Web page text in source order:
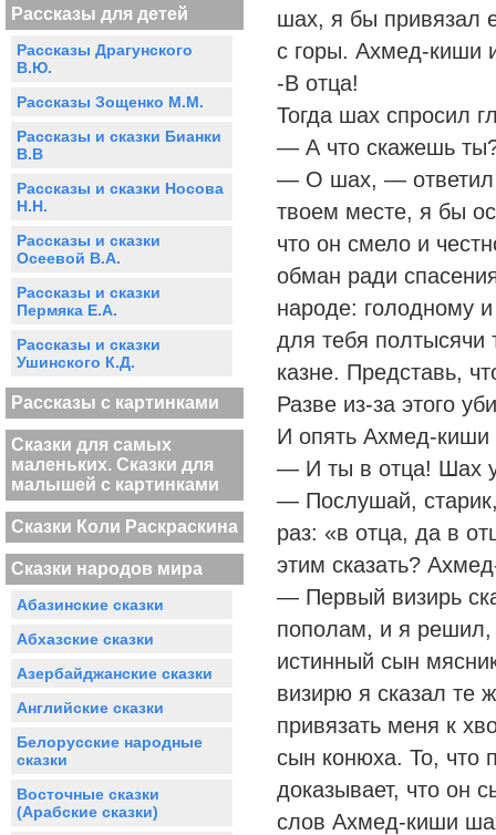
Рассказы для детей
Рассказы Драгунского
В.Ю.
Рассказы Зощенко М.М.
Рассказы и сказки Бианки
В.В
Рассказы и сказки Носова
Н.Н.
Рассказы и сказки
Осеевой В.А.
Рассказы и сказки
Пермяка Е.А.
Рассказы и сказки
Ушинского К.Д.
Рассказы с картинками
Сказки для самых
маленьких. Сказки для
малышей с картинками
Сказки Коли Раскраскина
Сказки народов мира
Абазинские сказки
Абхазские сказки
Азербайджанские сказки
Английские сказки
Белорусские народные
сказки
Восточные сказки
(Арабские сказки)
шах, я бы привязал
с горы. Ахмед-киши
-В отца!
Тогда шах спросил
— А что скажешь
— О шах, — ответил
твоем месте, я бы
что он смело и
обман ради
народе: голодному
для тебя полтысячи
казне. Представь,
Разве из-за этого
И опять Ахмед-киши
— И ты в отца! Шах
— Послушай,
раз: «в отца, да в
этим сказать?
— Первый визирь
пополам, и я решил,
истинный сын
визирю я сказал те
привязать меня к
сын конюха. То, что
доказывает, что он
слов Ахмед-киши